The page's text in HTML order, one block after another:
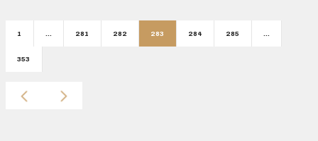
1 281 282 283 284 285
353